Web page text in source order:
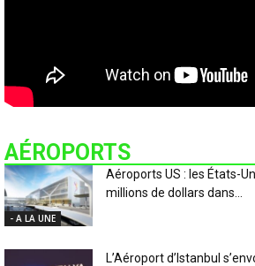
AÉROPORTS
- A LA UNE
Aéroports US : les États-
millions de dollars dans...
L’Aéroport d’Istanbul